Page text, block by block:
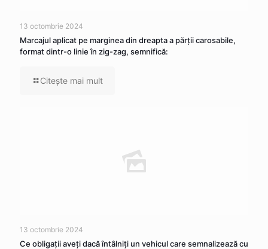
13 octombrie 2024
Marcajul aplicat pe marginea din dreapta a părţii carosabile,
format dintr-o linie în zig-zag, semnifică:
Citeşte mai mult
13 octombrie 2024
Ce obligaţii aveţi dacă întâlniţi un vehicul care semnalizează cu